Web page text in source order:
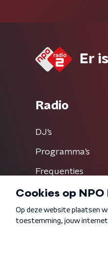
Er
Radio
DJ’s
Programma's
Frequenties
Algemene